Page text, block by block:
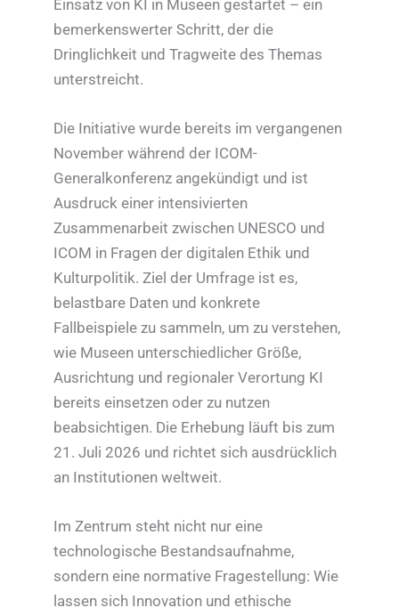
Einsatz von KI in Museen gestartet – ein
bemerkenswerter Schritt, der die
Dringlichkeit und Tragweite des Themas
unterstreicht.
Die Initiative wurde bereits im vergangenen
November während der ICOM-
Generalkonferenz angekündigt und ist
Ausdruck einer intensivierten
Zusammenarbeit zwischen UNESCO und
ICOM in Fragen der digitalen Ethik und
Kulturpolitik. Ziel der Umfrage ist es,
belastbare Daten und konkrete
Fallbeispiele zu sammeln, um zu verstehen,
wie Museen unterschiedlicher Größe,
Ausrichtung und regionaler Verortung KI
bereits einsetzen oder zu nutzen
beabsichtigen. Die Erhebung läuft bis zum
21. Juli 2026 und richtet sich ausdrücklich
an Institutionen weltweit.
Im Zentrum steht nicht nur eine
technologische Bestandsaufnahme,
sondern eine normative Fragestellung: Wie
lassen sich Innovation und ethische